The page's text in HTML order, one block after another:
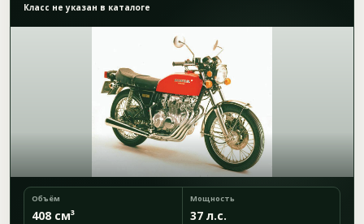
Класс не указан в каталоге
Объём
408 см³
Мощность
37 л.с.